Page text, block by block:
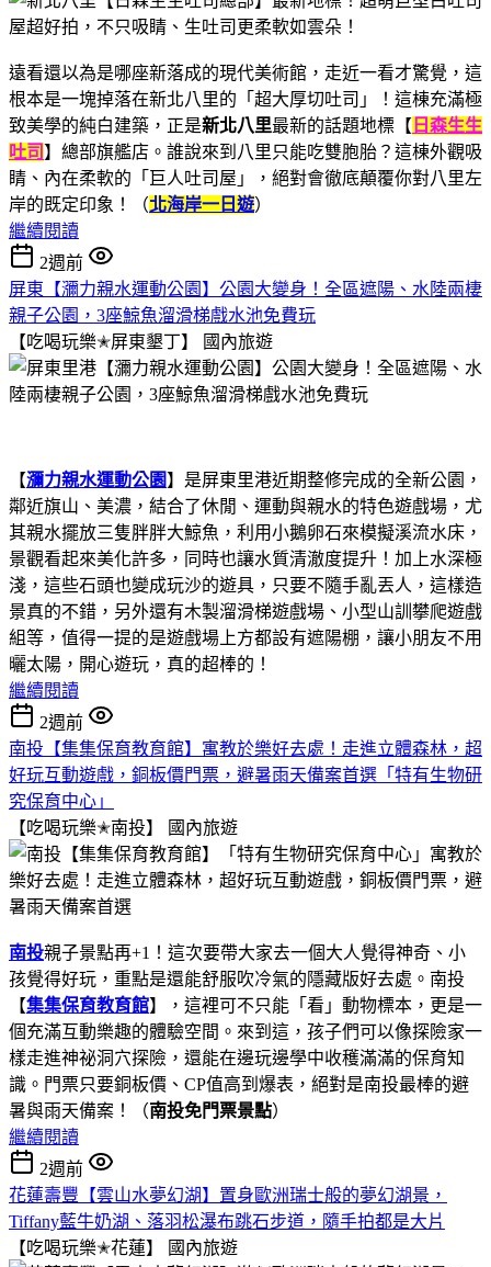
遠看還以為是哪座新落成的現代美術館，走近一看才驚覺，這
根本是一塊掉落在新北八里的「超大厚切吐司」！這棟充滿極
致美學的純白建築，正是新北八里最新的話題地標【 日森生生
吐司 】總部旗艦店。誰說來到八里只能吃雙胞胎？這棟外觀吸
睛、內在柔軟的「巨人吐司屋」，絕對會徹底顛覆你對八里左
岸的既定印象！（北海岸一日遊）
繼續閱讀
2週前
屏東【瀰力親水運動公園】公園大變身！全區遮陽、水陸兩棲
親子公園，3座鯨魚溜滑梯戲水池免費玩
【吃喝玩樂✭屏東墾丁】
國內旅遊
【瀰力親水運動公園】是屏東里港近期整修完成的全新公園，
鄰近旗山、美濃，結合了休閒、運動與親水的特色遊戲場，尤
其親水擺放三隻胖胖大鯨魚，利用小鵝卵石來模擬溪流水床，
景觀看起來美化許多，同時也讓水質清澈度提升！加上水深極
淺，這些石頭也變成玩沙的遊具，只要不隨手亂丟人，這樣造
景真的不錯，另外還有木製溜滑梯遊戲場、小型山訓攀爬遊戲
組等，值得一提的是遊戲場上方都設有遮陽棚，讓小朋友不用
曬太陽，開心遊玩，真的超棒的！
繼續閱讀
2週前
南投【集集保育教育館】寓教於樂好去處！走進立體森林，超
好玩互動遊戲，銅板價門票，避暑雨天備案首選「特有生物研
究保育中心」
【吃喝玩樂✭南投】
國內旅遊
南投親子景點再+1！這次要帶大家去一個大人覺得神奇、小
孩覺得好玩，重點是還能舒服吹冷氣的隱藏版好去處。南投
【集集保育教育館】，這裡可不只能「看」動物標本，更是一
個充滿互動樂趣的體驗空間。來到這，孩子們可以像探險家一
樣走進神祕洞穴探險，還能在邊玩邊學中收穫滿滿的保育知
識。門票只要銅板價、CP值高到爆表，絕對是南投最棒的避
暑與雨天備案！（南投免門票景點）
繼續閱讀
2週前
花蓮壽豐【雲山水夢幻湖】置身歐洲瑞士般的夢幻湖景，
Tiffany藍牛奶湖、落羽松瀑布跳石步道，隨手拍都是大片
【吃喝玩樂✭花蓮】
國內旅遊